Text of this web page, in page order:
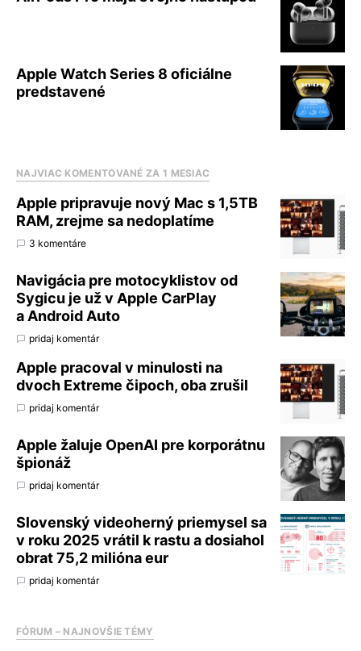
Apple Watch Series 8 oficiálne
predstavené
NAJVIAC KOMENTOVANÉ ZA 1 MESIAC
Apple pripravuje nový Mac s 1,5TB
RAM, zrejme sa nedoplatíme
3 komentáre
Navigácia pre motocyklistov od
Sygicu je už v Apple CarPlay
a Android Auto
pridaj komentár
Apple pracoval v minulosti na
dvoch Extreme čipoch, oba zrušil
pridaj komentár
Apple žaluje OpenAI pre korporátnu
špionáž
pridaj komentár
Slovenský videoherný priemysel sa
v roku 2025 vrátil k rastu a dosiahol
obrat 75,2 milióna eur
pridaj komentár
FÓRUM – NAJNOVŠIE TÉMY